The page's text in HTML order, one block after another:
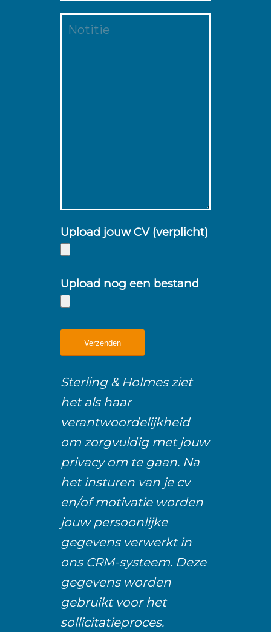
Upload jouw CV (verplicht)
Upload nog een bestand
Sterling & Holmes ziet
het als haar
verantwoordelijkheid
om zorgvuldig met jouw
privacy om te gaan. Na
het insturen van je cv
en/of motivatie worden
jouw persoonlijke
gegevens verwerkt in
ons CRM-systeem. Deze
gegevens worden
gebruikt voor het
sollicitatieproces.